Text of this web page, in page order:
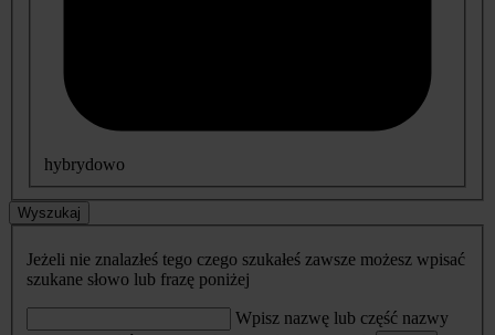
hybrydowo
Wyszukaj
Jeżeli nie znalazłeś tego czego szukałeś zawsze możesz wpisać
szukane słowo lub frazę poniżej
Wpisz nazwę lub część nazwy